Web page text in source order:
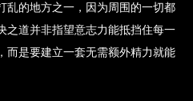
乱的地方之一，因为周围的一切都
之道并非指望意志力能抵挡住每一
而是要建立一套无需额外精力就能